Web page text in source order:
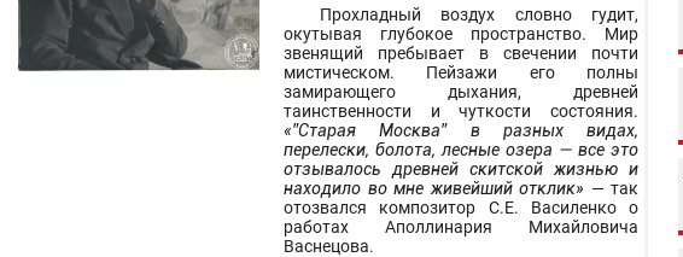
Прохладный воздух словно гудит,
окутывая глубокое пространство. Мир
звенящий пребывает в свечении почти
мистическом. Пейзажи его полны
замирающего дыхания, древней
таинственности и чуткости состояния.
«”Старая Москва” в разных видах,
перелески, болота, лесные озера — все это
отзывалось древней скитской жизнью и
находило во мне живейший отклик» — так
отозвался композитор С.Е. Василенко о
работах Аполлинария Михайловича
Васнецова.